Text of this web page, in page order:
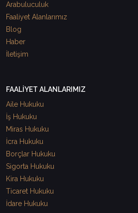
Arabuluculuk
Faaliyet Alanlarımız
Blog
Haber
İletişim
FAALİYET ALANLARIMIZ
Aile Hukuku
İş Hukuku
Miras Hukuku
İcra Hukuku
Borçlar Hukuku
Sigorta Hukuku
Kira Hukuku
Ticaret Hukuku
İdare Hukuku